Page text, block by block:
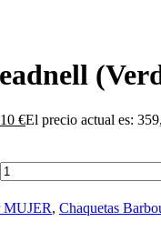
€El precio actual es:
MUJER, Chaquetas